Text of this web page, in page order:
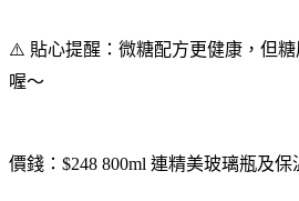
⚠️ 貼心提醒：微糖配方更健康，但
喔～
價錢：$248 800ml 連精美玻璃瓶及保